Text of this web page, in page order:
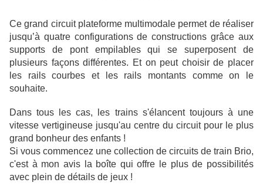
Ce grand circuit plateforme multimodale permet de réaliser
jusqu’à quatre configurations de constructions grâce aux
supports de pont empilables qui se superposent de
plusieurs façons différentes. Et on peut choisir de placer
les rails courbes et les rails montants comme on le
souhaite.
Dans tous les cas, les trains s'élancent toujours à une
vitesse vertigineuse jusqu'au centre du circuit pour le plus
grand bonheur des enfants !
Si vous commencez une collection de circuits de train Brio,
c'est à mon avis la boîte qui offre le plus de possibilités
avec plein de détails de jeux !